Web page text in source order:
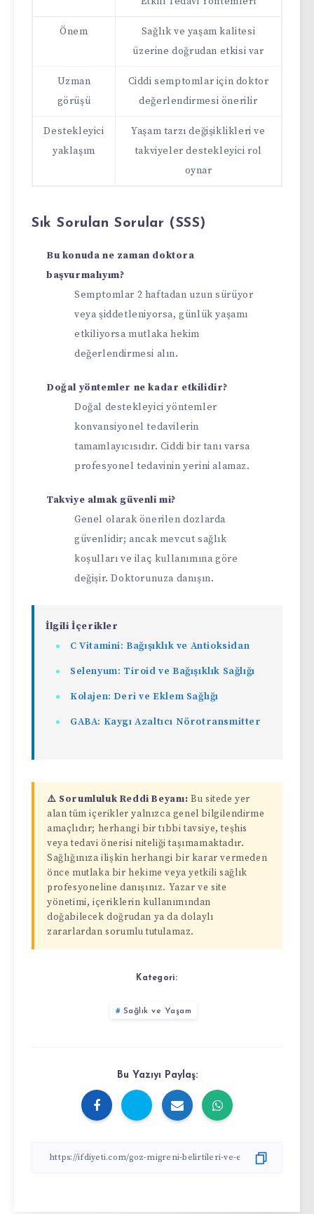
Önem
Sağlık ve yaşam kalitesi
üzerine doğrudan etkisi var
Uzman
görüşü
Ciddi semptomlar için doktor
değerlendirmesi önerilir
Destekleyici
yaklaşım
Yaşam tarzı değişiklikleri ve
takviyeler destekleyici rol
oynar
Sık Sorulan Sorular (SSS)
Bu konuda ne zaman doktora
başvurmalıyım?
Semptomlar 2 haftadan uzun sürüyor
veya şiddetleniyorsa, günlük yaşamı
etkiliyorsa mutlaka hekim
değerlendirmesi alın.
Doğal yöntemler ne kadar etkilidir?
Doğal destekleyici yöntemler
konvansiyonel tedavilerin
tamamlayıcısıdır. Ciddi bir tanı varsa
profesyonel tedavinin yerini alamaz.
Takviye almak güvenli mi?
Genel olarak önerilen dozlarda
güvenlidir; ancak mevcut sağlık
koşulları ve ilaç kullanımına göre
değişir. Doktorunuza danışın.
İlgili İçerikler
C Vitamini: Bağışıklık ve Antioksidan
Selenyum: Tiroid ve Bağışıklık Sağlığı
Kolajen: Deri ve Eklem Sağlığı
GABA: Kaygı Azaltıcı Nörotransmitter
⚠️ Sorumluluk Reddi Beyanı: Bu sitede yer
alan tüm içerikler yalnızca genel bilgilendirme
amaçlıdır; herhangi bir tıbbi tavsiye, teşhis
veya tedavi önerisi niteliği taşımamaktadır.
Sağlığınıza ilişkin herhangi bir karar vermeden
önce mutlaka bir hekime veya yetkili sağlık
profesyoneline danışınız. Yazar ve site
yönetimi, içeriklerin kullanımından
doğabilecek doğrudan ya da dolaylı
zararlardan sorumlu tutulamaz.
Kategori:
Sağlık ve Yaşam
Bu Yazıyı Paylaş: